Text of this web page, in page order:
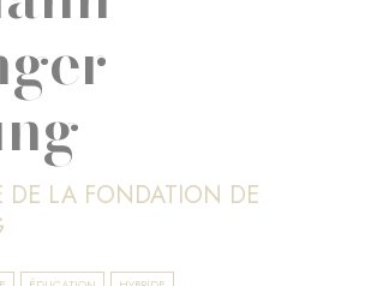
DE LA FONDATION DE